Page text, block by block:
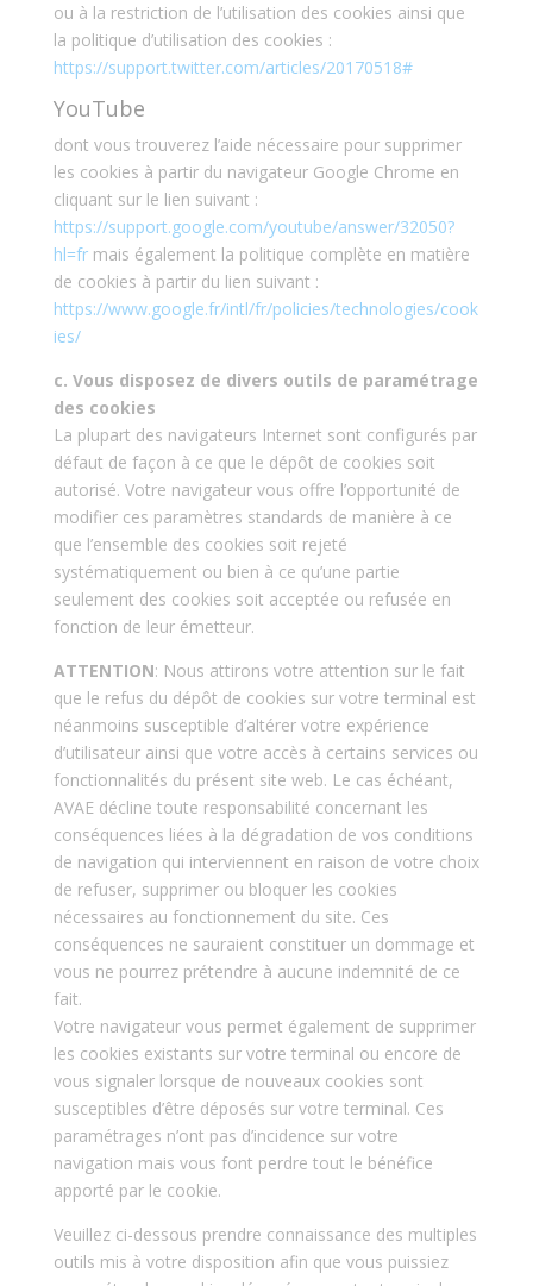
ou à la restriction de l’utilisation des cookies ainsi que
la politique d’utilisation des cookies :
https://support.twitter.com/articles/20170518#
YouTube
dont vous trouverez l’aide nécessaire pour supprimer
les cookies à partir du navigateur Google Chrome en
cliquant sur le lien suivant :
https://support.google.com/youtube/answer/32050?
hl=frmais également la politique complète en matière
de cookies à partir du lien suivant :
https://www.google.fr/intl/fr/policies/technologies/cook
ies/
c. Vous disposez de divers outils de paramétrage
des cookies
La plupart des navigateurs Internet sont configurés par
défaut de façon à ce que le dépôt de cookies soit
autorisé. Votre navigateur vous offre l’opportunité de
modifier ces paramètres standards de manière à ce
que l’ensemble des cookies soit rejeté
systématiquement ou bien à ce qu’une partie
seulement des cookies soit acceptée ou refusée en
fonction de leur émetteur.
ATTENTION: Nous attirons votre attention sur le fait
que le refus du dépôt de cookies sur votre terminal est
néanmoins susceptible d’altérer votre expérience
d’utilisateur ainsi que votre accès à certains services ou
fonctionnalités du présent site web. Le cas échéant,
AVAE décline toute responsabilité concernant les
conséquences liées à la dégradation de vos conditions
de navigation qui interviennent en raison de votre choix
de refuser, supprimer ou bloquer les cookies
nécessaires au fonctionnement du site. Ces
conséquences ne sauraient constituer un dommage et
vous ne pourrez prétendre à aucune indemnité de ce
fait.
Votre navigateur vous permet également de supprimer
les cookies existants sur votre terminal ou encore de
vous signaler lorsque de nouveaux cookies sont
susceptibles d’être déposés sur votre terminal. Ces
paramétrages n’ont pas d’incidence sur votre
navigation mais vous font perdre tout le bénéfice
apporté par le cookie.
Veuillez ci-dessous prendre connaissance des multiples
outils mis à votre disposition afin que vous puissiez